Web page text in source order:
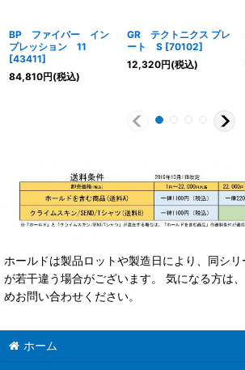
BP ファイバー イン
プレッション 11
[43411]
84,810円(税込)
GR テクトニクス プレ
ート S [70102]
12,320円(税込)
ホールドは製品ロットや製造日により、同シ
が若干違う場合がございます。 気になる方は
めお問い合わせください。
ホーム